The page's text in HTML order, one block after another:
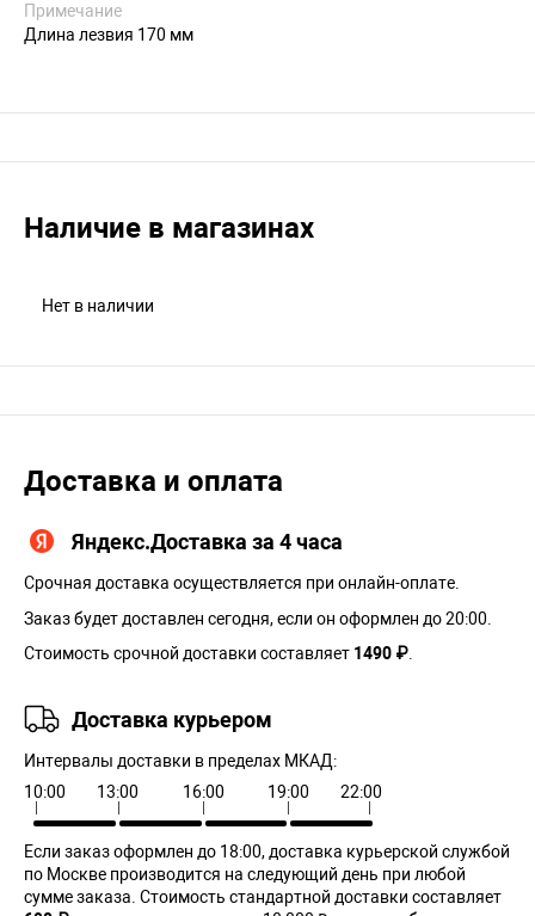
Примечание
Длина лезвия 170 мм
Наличие в магазинах
Нет в наличии
Доставка и оплата
Яндекс.Доставка за 4 часа
Срочная доставка осуществляется при онлайн-оплате.
Заказ будет доставлен сегодня, если он оформлен до 20:00.
Стоимость срочной доставки составляет 1490 ₽
Доставка курьером
Интервалы доставки в пределах МКАД:
10:00
13:00 16:00 19:00 22:00
Если заказ оформлен до 18:00, доставка курьерской службой
по Москве производится на следующий день при любой
сумме заказа. Cтоимость стандартной доставки составляет